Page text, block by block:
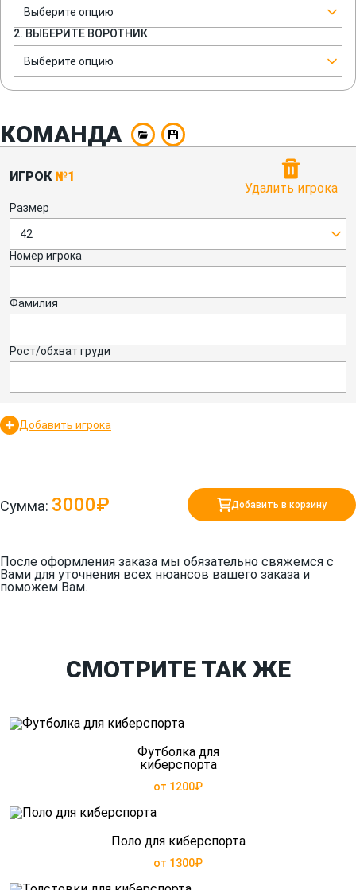
Выберите опцию
2. ВЫБЕРИТЕ ВОРОТНИК
Выберите опцию
КОМАНДА
ИГРОК №1
Удалить игрока
Размер
42
Номер игрока
Фамилия
Рост/обхват груди
Добавить игрока
После оформления заказа мы обязательно свяжемся с
Вами для уточнения всех нюансов вашего заказа и
поможем Вам.
Сумма: 3000₽ Добавить в корзину
СМОТРИТЕ ТАК ЖЕ
Футболка для
киберспорта
от 1200₽
Поло для киберспорта
от 1300₽